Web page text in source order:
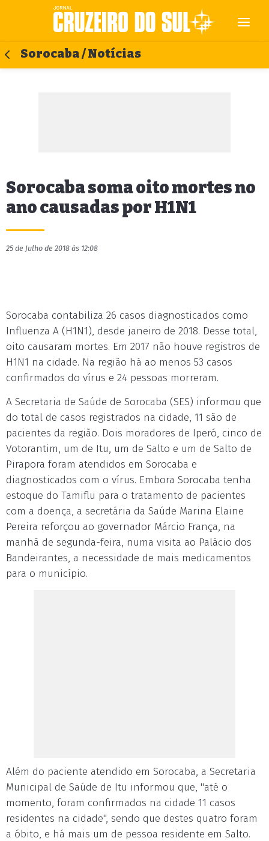
Sorocaba / Notícias
Sorocaba soma oito mortes no
ano causadas por H1N1
25 de Julho de 2018 às 12:08
Sorocaba contabiliza 26 casos diagnosticados como
Influenza A (H1N1), desde janeiro de 2018. Desse total,
oito causaram mortes. Em 2017 não houve registros de
H1N1 na cidade. Na região há ao menos 53 casos
confirmados do vírus e 24 pessoas morreram.
A Secretaria de Saúde de Sorocaba (SES) informou que
do total de casos registrados na cidade, 11 são de
pacientes da região. Dois moradores de Iperó, cinco de
Votorantim, um de Itu, um de Salto e um de Salto de
Pirapora foram atendidos em Sorocaba e
diagnosticados com o vírus. Embora Sorocaba tenha
estoque do Tamiflu para o tratamento de pacientes
com a doença, a secretária da Saúde Marina Elaine
Pereira reforçou ao governador Márcio França, na
manhã de segunda-feira, numa visita ao Palácio dos
Bandeirantes, a necessidade de mais medicamentos
para o município.
Além do paciente atendido em Sorocaba, a Secretaria
Municipal de Saúde de Itu informou que, "até o
momento, foram confirmados na cidade 11 casos
residentes na cidade", sendo que destes quatro foram
a óbito, e há mais um de pessoa residente em Salto.